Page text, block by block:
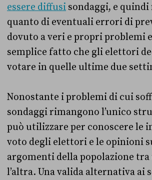
essere diffusi sondaggi, e
quanto di eventuali errori di
dovuto a veri e propri problemi
semplice fatto che gli elettori
votare in quelle ultime due
Nonostante i problemi di cui
sondaggi rimangono l’unico
può utilizzare per conoscere le
voto degli elettori e le opinioni
argomenti della popolazione tra
l’altra. Una valida alternativa ai